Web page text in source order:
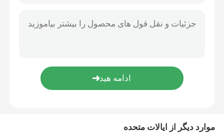
مولد نیتروژن سیار
سیستم تامین اکسیژن متمرکز
ژنراتور هیدروژن PSA
موارد دیگر از ایالات متحده